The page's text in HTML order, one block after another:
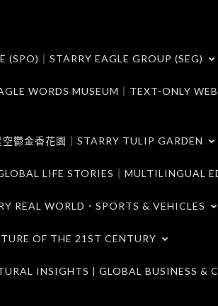
(SPO)｜STARRY EAGLE GROUP (SEG)
WORDS MUSEUM｜TEXT-ONLY
空鬱金香花園｜STARRY TULIP GARDEN
LIFE STORIES｜MULTILINGUAL
REAL WORLD．SPORTS & VEHICLES
OF THE 21ST CENTURY
INSIGHTS | GLOBAL BUSINESS &